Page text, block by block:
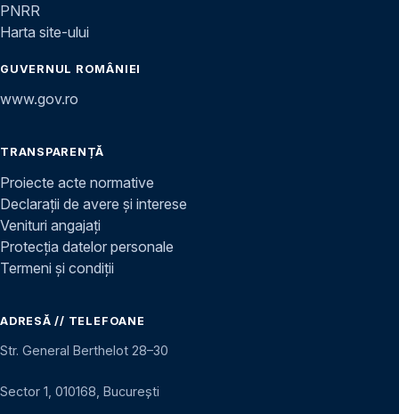
PNRR
Harta site-ului
GUVERNUL ROMÂNIEI
www.gov.ro
TRANSPARENȚĂ
Proiecte acte normative
Declarații de avere și interese
Venituri angajați
Protecția datelor personale
Termeni și condiții
ADRESĂ // TELEFOANE
Str. General Berthelot 28–30
Sector 1, 010168, București